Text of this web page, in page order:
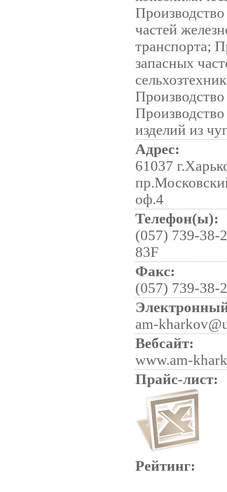
частей
транспорта;
запасных
изделий из
Адрес:
61037
оф.4
Телефон(ы):
(057) 739-38-
83F
Факс:
(057) 739-38-
am-
Вебсайт:
www.am-
Прайс-лист:
Рейтинг: